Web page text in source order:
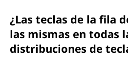
¿Las teclas de la fila
las mismas en todas
distribuciones de